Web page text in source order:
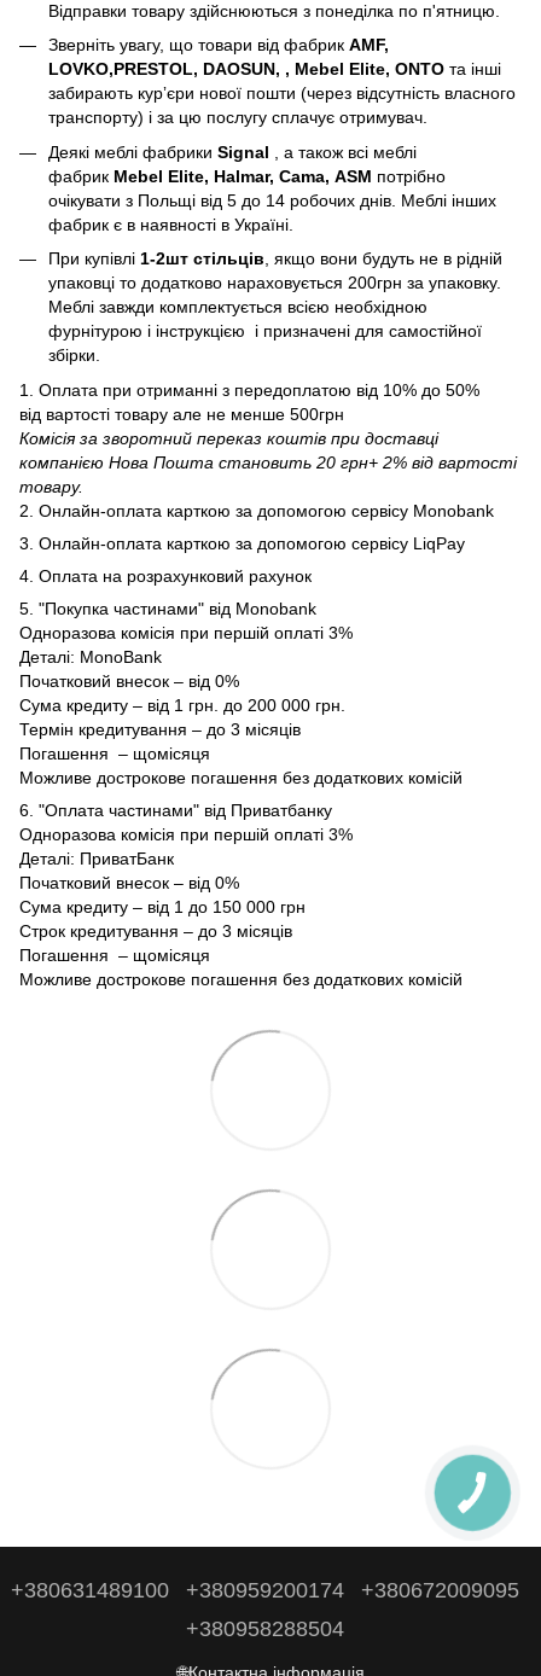
Відправки товару здійснюються з понеділка по п'ятницю.
Зверніть увагу, що товари від фабрик AMF,
LOVKO,PRESTOL, DAOSUN, , Mebel Elite, ONTO та інші
забирають курʼєри нової пошти (через відсутність власного
транспорту) і за цю послугу сплачує отримувач.
Деякі меблі фабрики Signal , а також всі меблі
фабрик Mebel Elite, Halmar, Cama, ASM потрібно
очікувати з Польщі від 5 до 14 робочих днів. Меблі інших
фабрик є в наявності в Україні.
При купівлі 1-2шт стільців , якщо вони будуть не в рідній
упаковці то додатково нараховується 200грн за упаковку.
Меблі завжди комплектується всією необхідною
фурнітурою і інструкцією і призначені для самостійної
збірки.
1. Оплата при отриманні з передоплатою від 10% до 50%
від вартості товару але не менше 500грн
Комісія за зворотний переказ коштів при доставці
компанією Нова Пошта становить 20 грн+ 2% від вартості
товару.
2. Онлайн-оплата карткою за допомогою сервісу Monobank
3. Онлайн-оплата карткою за допомогою сервісу LiqPay
4. Оплата на розрахунковий рахунок
5. "Покупка частинами" від Monobank
Одноразова комісія при першій оплаті 3%
Деталі: MonoBank
Початковий внесок – від 0%
Сума кредиту – від 1 грн. до 200 000 грн.
Термін кредитування – до 3 місяців
Погашення – щомісяця
Можливе дострокове погашення без додаткових комісій
6. "Оплата частинами" від Приватбанку
Одноразова комісія при першій оплаті 3%
Деталі: ПриватБанк
Початковий внесок – від 0%
Сума кредиту – від 1 до 150 000 грн
Строк кредитування – до 3 місяців
Погашення – щомісяця
Можливе дострокове погашення без додаткових комісій
+380631489100 +380959200174
+380672009095
+380958288504